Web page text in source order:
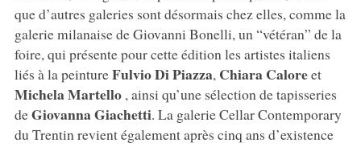
que d’autres galeries sont désormais chez elles, comme la
galerie milanaise de Giovanni Bonelli, un “vétéran” de la
foire, qui présente pour cette édition les artistes italiens
liés à la peintureFulvio Di Piazza, Chiara Caloreet
Michela Martello , ainsi qu’une sélection de tapisseries
deGiovanna Giachetti. La galerie Cellar Contemporary
du Trentin revient également après cinq ans d’existence